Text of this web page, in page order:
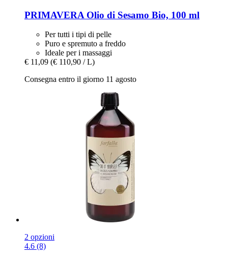
PRIMAVERA Olio di Sesamo Bio, 100 ml
Per tutti i tipi di pelle
Puro e spremuto a freddo
Ideale per i massaggi
€ 11,09 (€ 110,90 / L)
Consegna entro il giorno 11 agosto
2 opzioni
4.6 (8)